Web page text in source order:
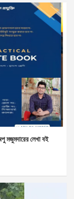
মজুমদারের লেখা বই